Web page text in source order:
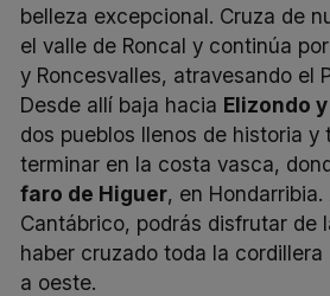
belleza excepcional. Cruza de
el valle de Roncal y continúa
y Roncesvalles, atravesando el
Desde allí baja hacia Elizondo
dos pueblos llenos de historia y
terminar en la costa vasca,
faro de Higuer, en
Cantábrico, podrás disfrutar de
haber cruzado toda la
a oeste.